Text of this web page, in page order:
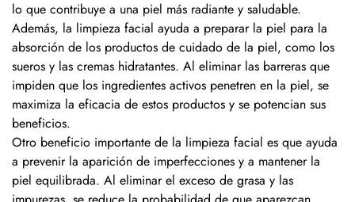
lo que contribuye a una piel más radiante y saludable.
Además, la limpieza facial ayuda a preparar la piel para la
absorción de los productos de cuidado de la piel, como los
sueros y las cremas hidratantes. Al eliminar las barreras que
impiden que los ingredientes activos penetren en la piel, se
maximiza la eficacia de estos productos y se potencian sus
beneficios.
Otro beneficio importante de la limpieza facial es que ayuda
a prevenir la aparición de imperfecciones y a mantener la
piel equilibrada. Al eliminar el exceso de grasa y las